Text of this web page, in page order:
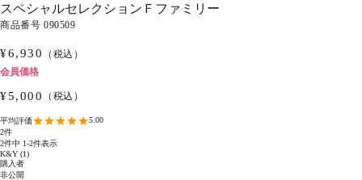
スペシャルセレクションＦファミリー
商品番号 090509
¥6,930
（税込）
会員価格
¥5,000 （税込）
5.00
2
2件中 1-2件表示
K&Y
1
購入者
非公開